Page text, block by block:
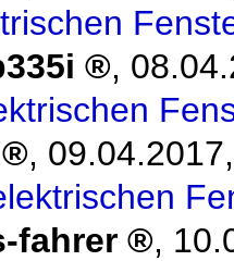
,
,
fahrer
,